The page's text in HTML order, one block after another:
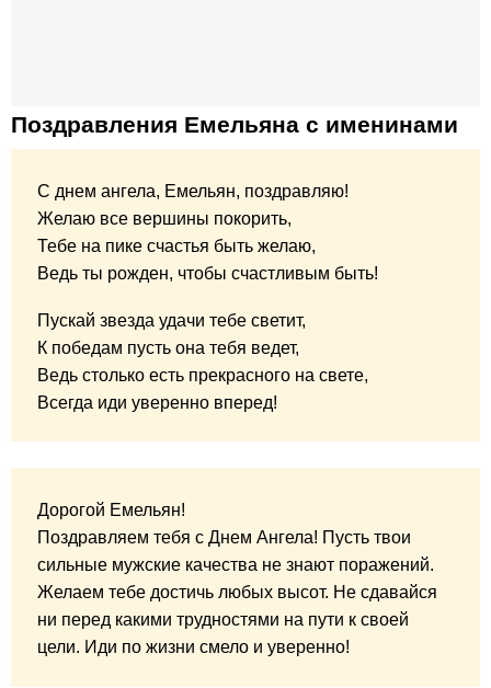
Поздравления Емельяна с именинами
С днем ангела, Емельян, поздравляю!
Желаю все вершины покорить,
Тебе на пике счастья быть желаю,
Ведь ты рожден, чтобы счастливым быть!
Пускай звезда удачи тебе светит,
К победам пусть она тебя ведет,
Ведь столько есть прекрасного на свете,
Всегда иди уверенно вперед!
Дорогой Емельян!
Поздравляем тебя с Днем Ангела! Пусть твои
сильные мужские качества не знают поражений.
Желаем тебе достичь любых высот. Не сдавайся
ни перед какими трудностями на пути к своей
цели. Иди по жизни смело и уверенно!